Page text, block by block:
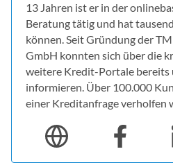
13 Jahren ist er in der
Beratung tätig und hat
können. Seit Gründung der
GmbH konnten sich über die
weitere Kredit-Portale bereits
informieren. Über 100.000
einer Kreditanfrage verholfen